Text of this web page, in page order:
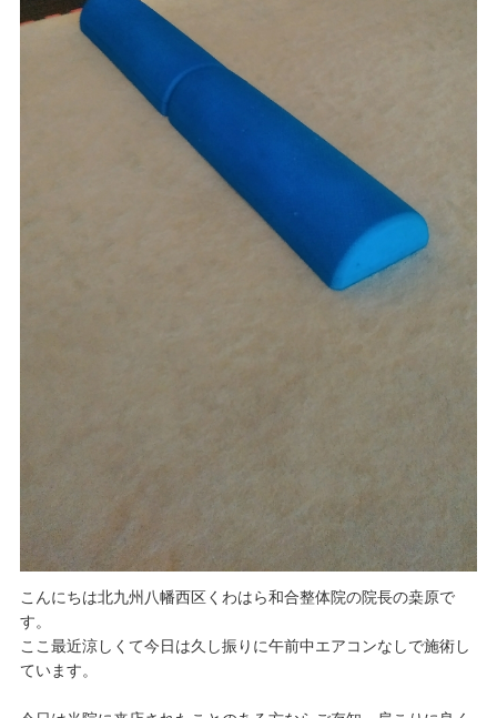
こんにちは北九州八幡西区くわはら和合整体院の院長の桒原で
す。
ここ最近涼しくて今日は久し振りに午前中エアコンなしで施術し
ています。